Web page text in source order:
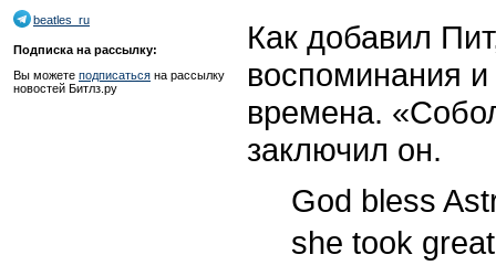
beatles_ru
Подписка на рассылку:
Вы можете подписаться на рассылку
новостей Битлз.ру
Как добавил
воспоминания
времена.
заключил он.
God bless
she took